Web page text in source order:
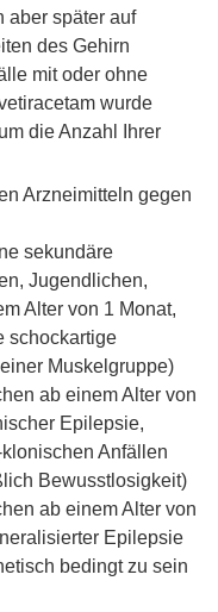
aber später auf
des Gehirn
mit oder ohne
wurde
die Anzahl Ihrer
Arzneimitteln gegen
sekundäre
Jugendlichen,
Alter von 1 Monat,
schockartige
Muskelgruppe)
ab einem Alter von
Epilepsie,
Anfällen
Bewusstlosigkeit)
ab einem Alter von
Epilepsie
bedingt zu sein